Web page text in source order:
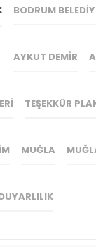
BODRUM
AYKUT DEMIR
TEŞEKKÜR
MUĞLA